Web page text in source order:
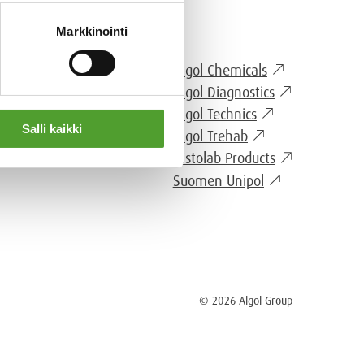
Markkinointi
Salli kaikki
Algol Chemicals
Algol Diagnostics
Algol Technics
Algol Trehab
Histolab Products
Suomen Unipol
© 2026 Algol Group